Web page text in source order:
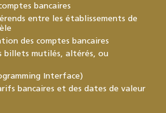
bancaires
entre les établissements de
des comptes bancaires
billets mutilés, altérés, ou
Interface)
bancaires et des dates de valeur